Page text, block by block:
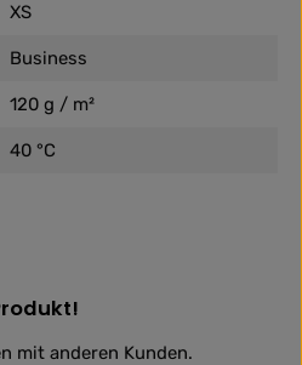
XS
Business
120 g / m²
40 °C
von 0 von 5 Sternen
mit anderen Kunden.